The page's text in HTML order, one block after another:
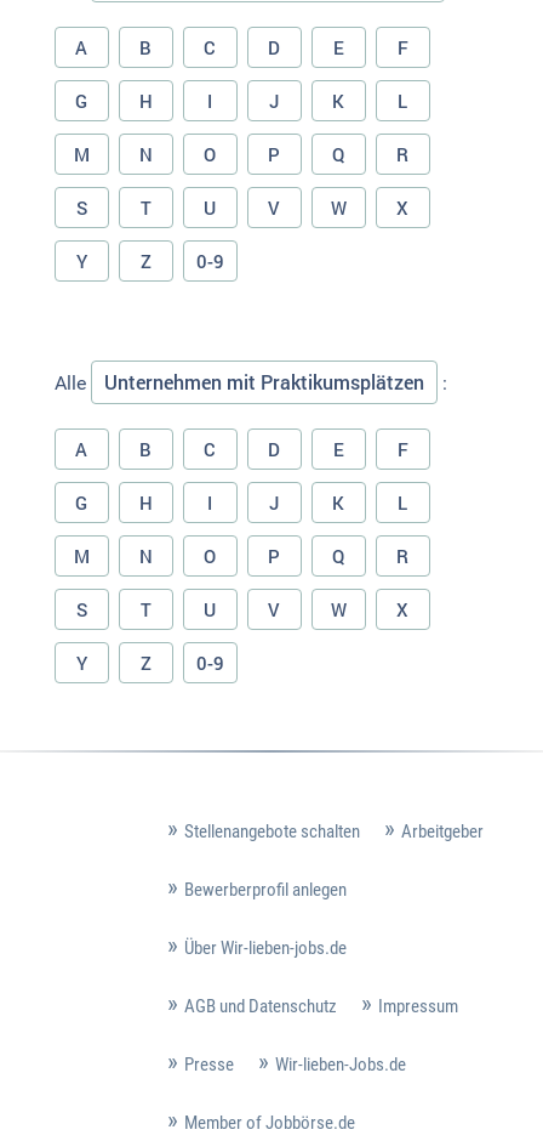
A B C D E F
G H I J K L
M N O P Q R
S T U V W X
Y Z 0-9
Alle Unternehmen mit Praktikumsplätzen :
A B C D E F
G H I J K L
M N O P Q R
S T U V W X
Y Z 0-9
Stellenangebote schalten Arbeitgeber
Bewerberprofil anlegen
Über Wir-lieben-jobs.de
AGB und Datenschutz Impressum
Presse Wir-lieben-Jobs.de
Member of Jobbörse.de